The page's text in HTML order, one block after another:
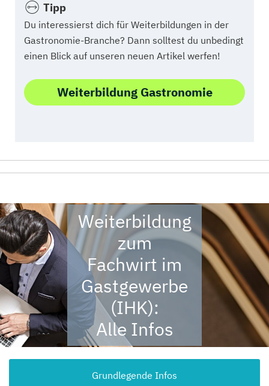
Tipp
Du interessierst dich für Weiterbildungen in der
Gastronomie-Branche? Dann solltest du unbedingt
einen Blick auf unseren neuen Artikel werfen!
Weiterbildung Gastronomie
Weiterbildung
zum
Fachwirt im
Gastgewerbe
(IHK):
Alle Infos
Grundlegende Infos